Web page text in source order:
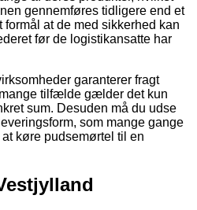
gennemføres tidligere end et
at de med sikkerhed kan
før de logistikansatte har
garanterer fragt
tilfælde gælder det kun
sum. Desuden må du udse
som mange gange
køre pudsemørtel til en